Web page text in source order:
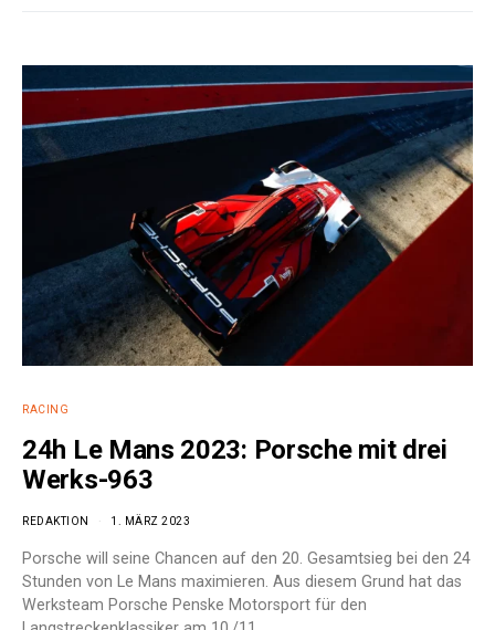
RACING
24h Le Mans 2023: Porsche mit drei
Werks-963
REDAKTION 1. MÄRZ 2023
Porsche will seine Chancen auf den 20. Gesamtsieg bei den 24
Stunden von Le Mans maximieren. Aus diesem Grund hat das
Werksteam Porsche Penske Motorsport für den